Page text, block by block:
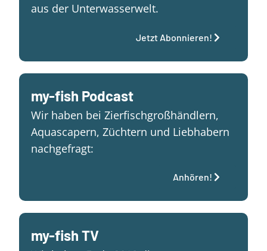
aus der Unterwasserwelt.
Jetzt Abonnieren!
my-fish Podcast
Wir haben bei Zierfischgroßhändlern,
Aquascapern, Züchtern und Liebhabern
nachgefragt:
Anhören!
my-fish TV